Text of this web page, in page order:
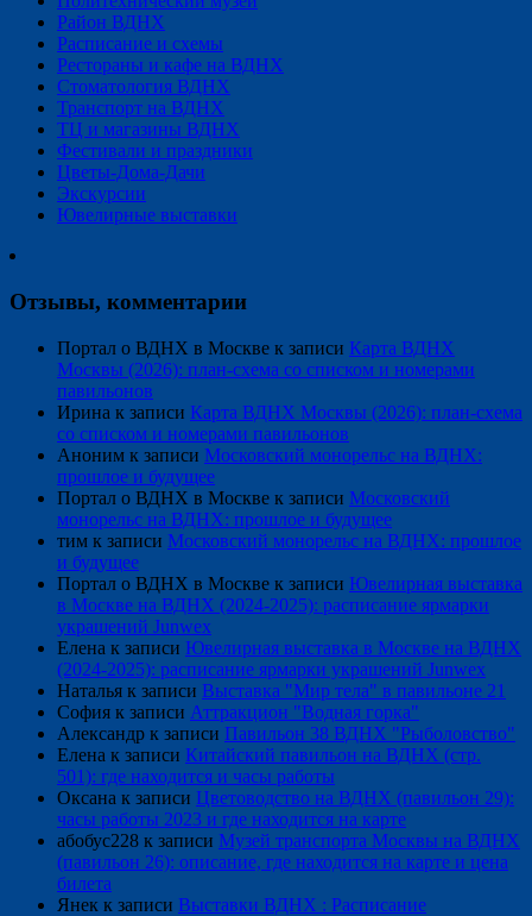
Район ВДНХ
Расписание и схемы
Рестораны и кафе на ВДНХ
Стоматология ВДНХ
Транспорт на ВДНХ
ТЦ и магазины ВДНХ
Фестивали и праздники
Цветы-Дома-Дачи
Экскурсии
Ювелирные выставки
Отзывы, комментарии
Портал о ВДНХ в Москве к записи Карта ВДНХ
Москвы (2026): план-схема со списком и номерами
павильонов
Ирина к записи Карта ВДНХ Москвы (2026): план-схема
со списком и номерами павильонов
Аноним к записи Московский монорельс на ВДНХ:
прошлое и будущее
Портал о ВДНХ в Москве к записи Московский
монорельс на ВДНХ: прошлое и будущее
тим к записи Московский монорельс на ВДНХ: прошлое
и будущее
Портал о ВДНХ в Москве к записи Ювелирная выставка
в Москве на ВДНХ (2024-2025): расписание ярмарки
украшений Junwex
Елена к записи Ювелирная выставка в Москве на ВДНХ
(2024-2025): расписание ярмарки украшений Junwex
Наталья к записи Выставка "Мир тела" в павильоне 21
София к записи Аттракцион "Водная горка"
Александр к записи Павильон 38 ВДНХ "Рыболовство"
Елена к записи Китайский павильон на ВДНХ (стр.
501): где находится и часы работы
Оксана к записи Цветоводство на ВДНХ (павильон 29):
часы работы 2023 и где находится на карте
абобус228 к записи Музей транспорта Москвы на ВДНХ
(павильон 26): описание, где находится на карте и цена
билета
Янек к записи Выставки ВДНХ : Расписание